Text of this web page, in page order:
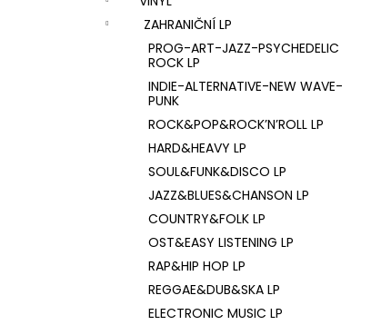
ZAHRANIČNÍ LP
PROG-ART-JAZZ-PSYCHEDELIC
ROCK LP
INDIE-ALTERNATIVE-NEW WAVE-
PUNK
ROCK&POP&ROCK’N’ROLL LP
HARD&HEAVY LP
SOUL&FUNK&DISCO LP
JAZZ&BLUES&CHANSON LP
COUNTRY&FOLK LP
OST&EASY LISTENING LP
RAP&HIP HOP LP
REGGAE&DUB&SKA LP
ELECTRONIC MUSIC LP
U2 – THE JOSHUA TREE LP
1 290 Kč